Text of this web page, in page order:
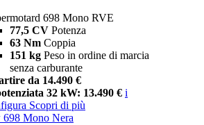
698 Mono RVE
77,5 CV Potenza
63 Nm Coppia
151 kg Peso in ordine di marcia
senza carburante
da 14.490 €
32 kW: 13.490 € i
Scopri di più
698 Mono Nera